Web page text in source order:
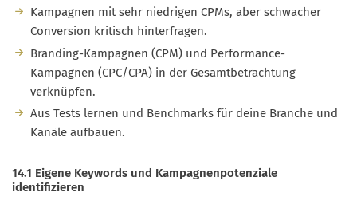
Kampagnen mit sehr niedrigen CPMs, aber schwacher
Conversion kritisch hinterfragen.
Branding-Kampagnen (CPM) und Performance-
Kampagnen (CPC/CPA) in der Gesamtbetrachtung
verknüpfen.
Aus Tests lernen und Benchmarks für deine Branche und
Kanäle aufbauen.
14.1 Eigene Keywords und Kampagnenpotenziale
identifizieren